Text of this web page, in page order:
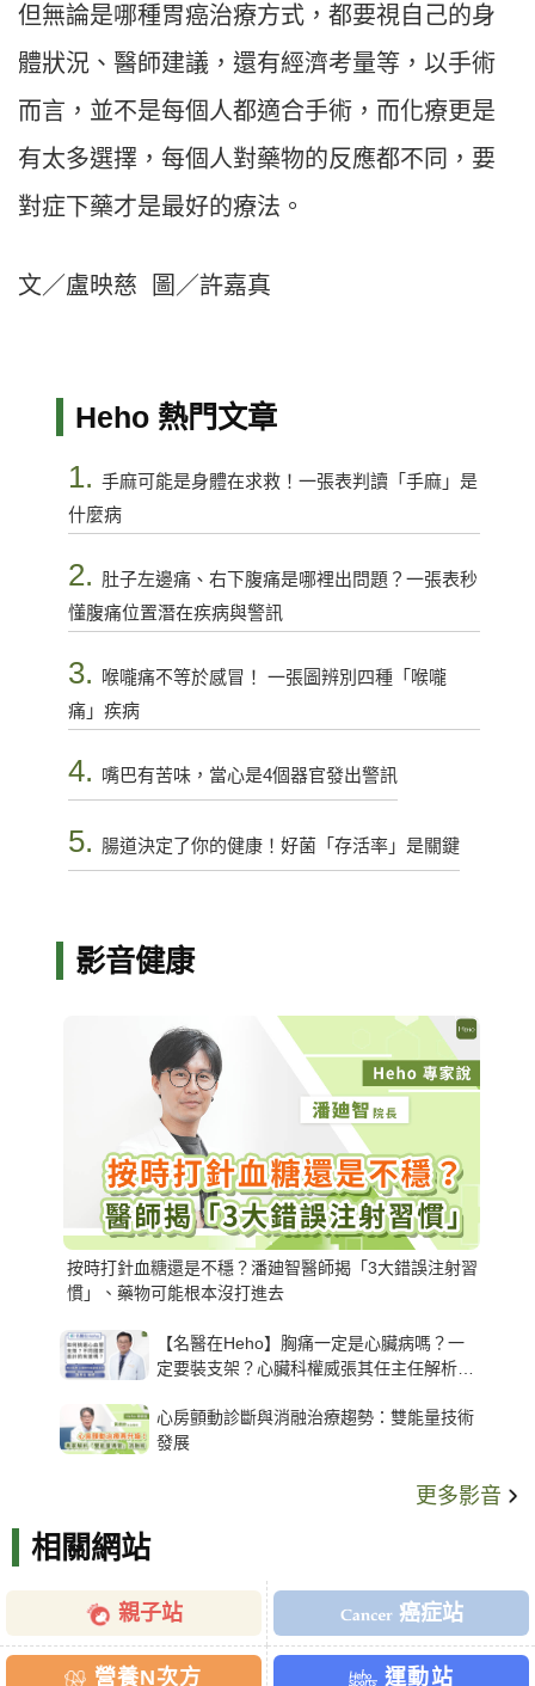
但無論是哪種胃癌治療方式，都要視自己的身
體狀況、醫師建議，還有經濟考量等，以手術
而言，並不是每個人都適合手術，而化療更是
有太多選擇，每個人對藥物的反應都不同，要
對症下藥才是最好的療法。
文／盧映慈 圖／許嘉真
Heho 熱門文章
1. 手麻可能是身體在求救！一張表判讀「手麻」是
什麼病
2. 肚子左邊痛、右下腹痛是哪裡出問題？一張表秒
懂腹痛位置潛在疾病與警訊
3.
喉嚨痛不等於感冒！ 一張圖辨別四種「喉嚨
痛」疾病
4. 嘴巴有苦味，當心是4個器官發出警訊
5. 腸道決定了你的健康！好菌「存活率」是關鍵
影音健康
按時打針血糖還是不穩？潘廸智醫師揭「3大錯誤注射習
慣」、藥物可能根本沒打進去
【名醫在Heho】胸痛一定是心臟病嗎？一
定要裝支架？心臟科權威張其任主任解析支
心房顫動診斷與消融治療趨勢：雙能量技術
發展
更多影音
相關網站
親子站 癌症站
營養N次方 運動站